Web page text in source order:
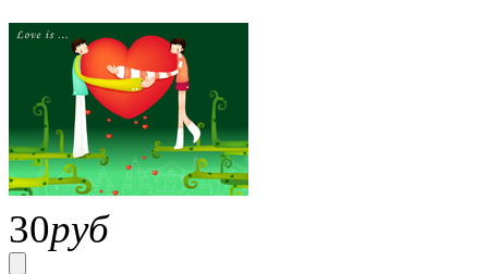
30руб